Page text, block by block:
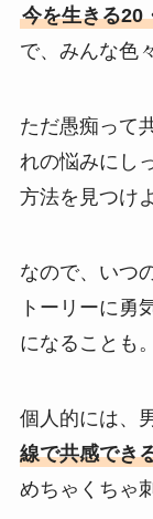
今を生きる20
で、みんな色
ただ愚痴って
れの悩みにし
方法を見つけ
なので、いつ
トーリーに勇
になることも。
個人的には、
線で共感でき
めちゃくちゃ